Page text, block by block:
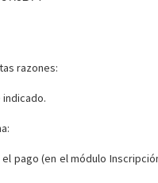
razones:
pago (en el módulo